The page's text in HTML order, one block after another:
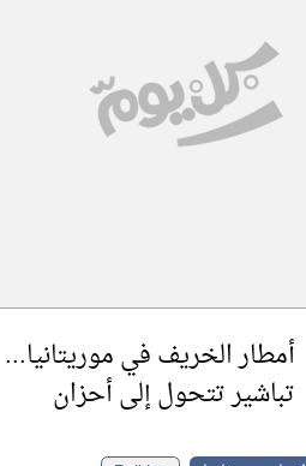
أمطار الخريف في موريتانيا...
تباشير تتحول إلى أحزان